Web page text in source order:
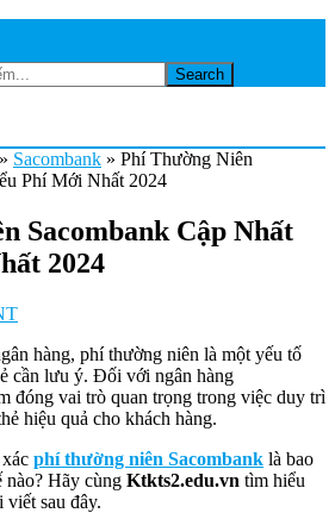
» Sacombank » Phí Thường Niên
Phí Mới Nhất 2024
Sacombank Cập Nhất
2024
hàng, phí thường niên là một yếu tố
cần lưu ý. Đối với ngân hàng
đóng vai trò quan trọng trong việc duy trì
hiệu quả cho khách hàng.
phí thường niên Sacombank là bao
nào? Hãy cùng Ktkts2.edu.vn tìm hiểu
sau đây.